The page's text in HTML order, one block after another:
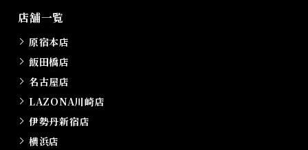
店舗一覧
原宿本店
飯田橋店
名古屋店
LAZONA川崎店
伊勢丹新宿店
横浜店